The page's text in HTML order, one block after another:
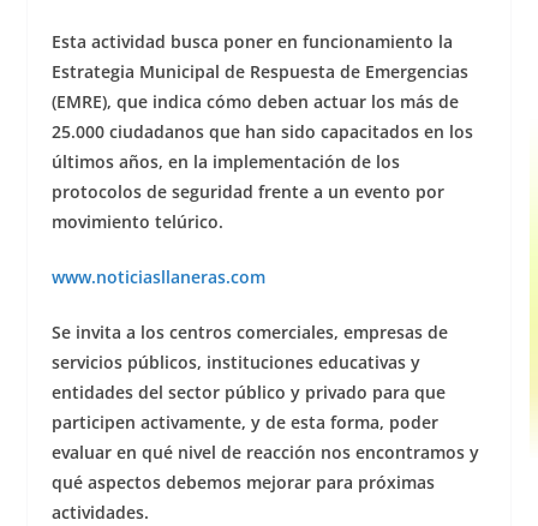
Esta actividad busca poner en funcionamiento la
Estrategia Municipal de Respuesta de Emergencias
(EMRE), que indica cómo deben actuar los más de
25.000 ciudadanos que han sido capacitados en los
últimos años, en la implementación de los
protocolos de seguridad frente a un evento por
movimiento telúrico.
www.noticiasllaneras.com
Se invita a los centros comerciales, empresas de
servicios públicos, instituciones educativas y
entidades del sector público y privado para que
participen activamente, y de esta forma, poder
evaluar en qué nivel de reacción nos encontramos y
qué aspectos debemos mejorar para próximas
actividades.